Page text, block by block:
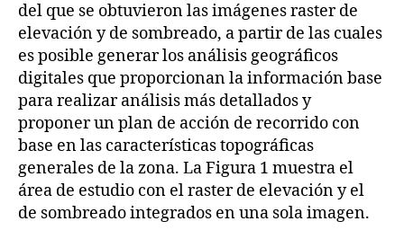
del que se obtuvieron las imágenes raster de
elevación y de sombreado, a partir de las cuales
es posible generar los análisis geográficos
digitales que proporcionan la información base
para realizar análisis más detallados y
proponer un plan de acción de recorrido con
base en las características topográficas
generales de la zona. La Figura 1 muestra el
área de estudio con el raster de elevación y el
de sombreado integrados en una sola imagen.